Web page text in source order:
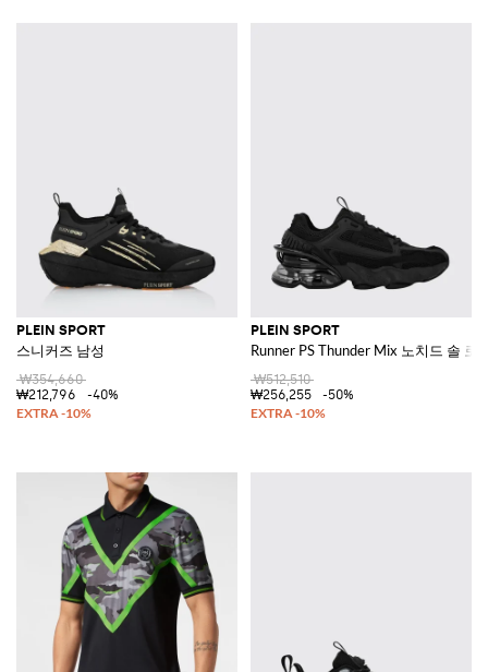
PLEIN SPORT
스니커즈 남성
₩354,660
₩212,796
-40%
PLEIN SPORT
Runner PS Thunder Mix 노치드 솔 로
₩512,510
₩256,255
-50%